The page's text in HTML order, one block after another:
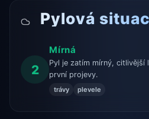
Pylová
2
Mírná
Pyl je zatím mírný, citlivější
první projevy.
trávy plevele